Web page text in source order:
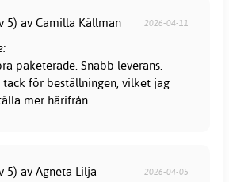
5) av Camilla Källman 2026-04-11
paketerade. Snabb leverans.
för beställningen, vilket jag
mer härifrån.
5) av Agneta Lilja 2026-04-05